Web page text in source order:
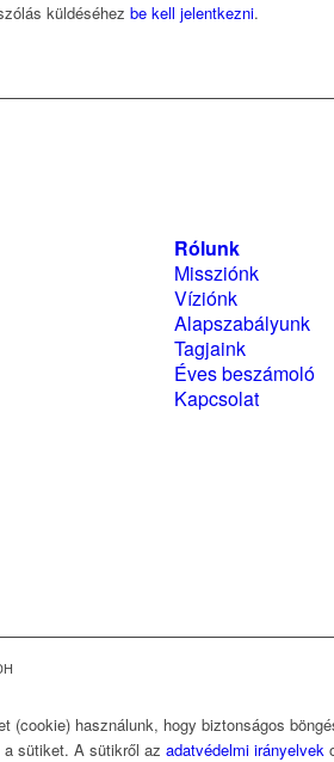
küldéséhez be kell jelentkezni.
Rólunk
Missziónk
Víziónk
Alapszabályunk
Tagjaink
Éves beszámoló
Kapcsolat
(cookie) használunk, hogy biztonságos
sütiket. A sütikről az adatvédelmi irányelvek